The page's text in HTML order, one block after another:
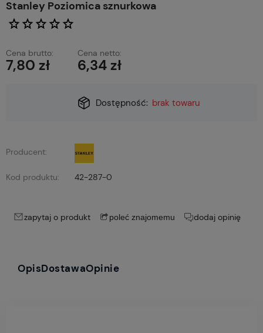
Stanley Poziomica sznurkowa
Cena brutto:
7,80 zł
Cena netto:
6,34 zł
Dostępność: brak towaru
Producent:
Kod produktu: 42-287-0
zapytaj o produkt poleć znajomemu dodaj opinię
OpisDostawaOpinie